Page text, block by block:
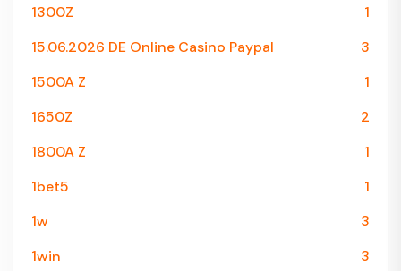
1300Z
1
15.06.2026 DE Online Casino Paypal
3
1500A Z
1
1650Z
2
1800A Z
1
1bet5
1
1w
3
1win
3